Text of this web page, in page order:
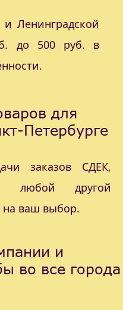
и Ленинградской
до 500 руб. в
для
Петербурге
заказов СДЕК,
любой другой
на ваш выбор.
и
во все города